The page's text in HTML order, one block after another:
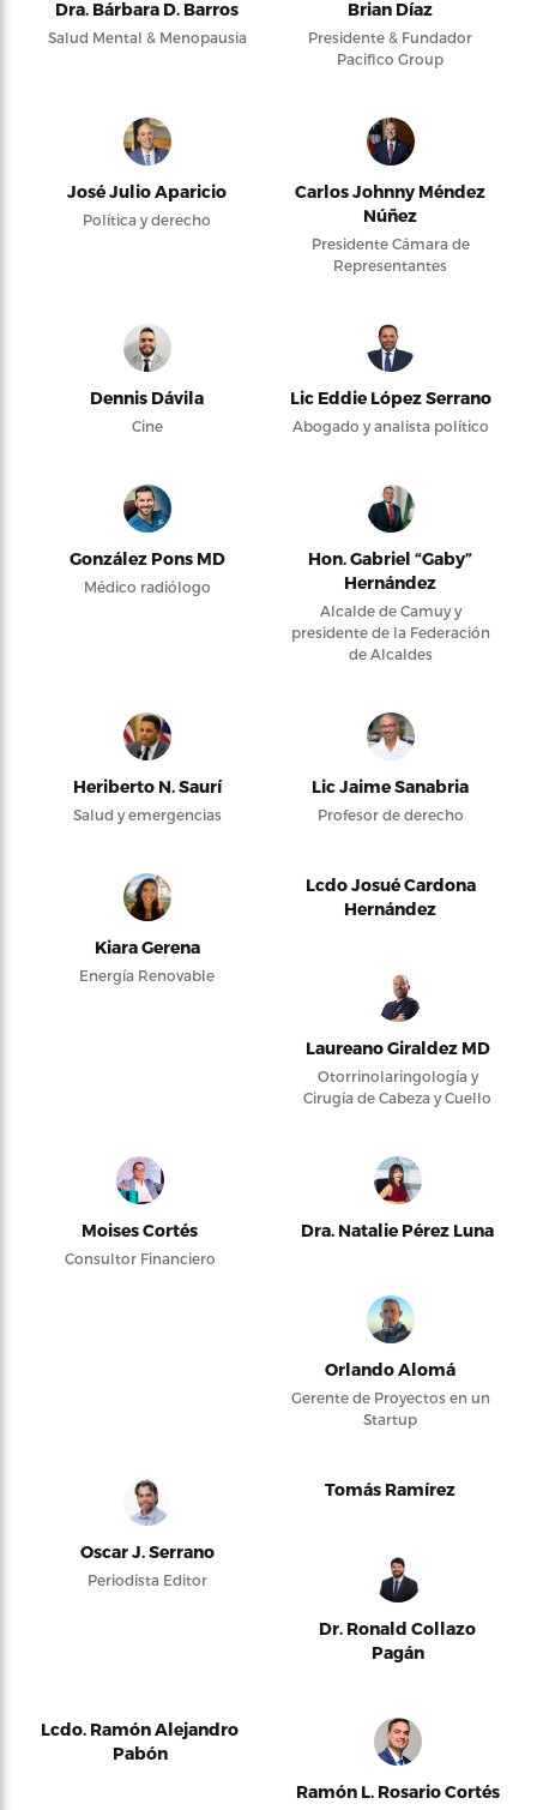
Dra. Bárbara D. Barros
Salud Mental & Menopausia
Brian Díaz
Presidente & Fundador
Pacifico Group
José Julio Aparicio
Política y derecho
Carlos Johnny Méndez
Núñez
Presidente Cámara de
Representantes
Dennis Dávila
Cine
Lic Eddie López Serrano
Abogado y analista político
González Pons MD
Médico radiólogo
Hon. Gabriel “Gaby”
Hernández
Alcalde de Camuy y
presidente de la Federación
de Alcaldes
Heriberto N. Saurí
Salud y emergencias
Lic Jaime Sanabria
Profesor de derecho
Kiara Gerena
Energía Renovable
Lcdo Josué Cardona
Hernández
Laureano Giraldez MD
Otorrinolaringología y
Cirugía de Cabeza y Cuello
Moises Cortés
Consultor Financiero
Dra. Natalie Pérez Luna
Orlando Alomá
Gerente de Proyectos en un
Startup
Oscar J. Serrano
Periodista Editor
Tomás Ramírez
Dr. Ronald Collazo
Pagán
Lcdo. Ramón Alejandro
Pabón
Ramón L. Rosario Cortés